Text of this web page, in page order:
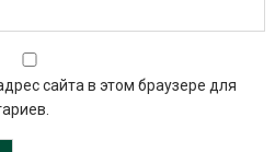
сайта в этом браузере для